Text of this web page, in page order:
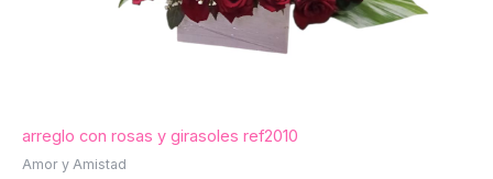
arreglo con rosas y girasoles ref2010
Amor y Amistad